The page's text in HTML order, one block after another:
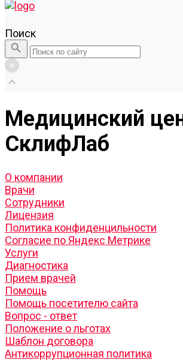
Поиск
Медицинский
СклифЛаб
О компании
Врачи
Сотрудники
Лицензия
Политика конфиденцильности
Согласие по Яндекс Метрике
Услуги
Диагностика
Прием врачей
Помощь
Помощь посетителю сайта
Вопрос - ответ
Положение о льготах
Шаблон договора
Антикоррупционная политика